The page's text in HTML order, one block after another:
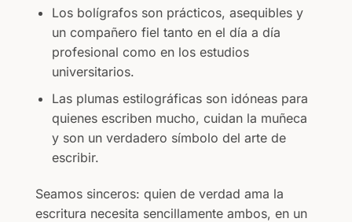
Los bolígrafos son prácticos, asequibles y
un compañero fiel tanto en el día a día
profesional como en los estudios
universitarios.
Las plumas estilográficas son idóneas para
quienes escriben mucho, cuidan la muñeca
y son un verdadero símbolo del arte de
escribir.
Seamos sinceros: quien de verdad ama la
escritura necesita sencillamente ambos, en un